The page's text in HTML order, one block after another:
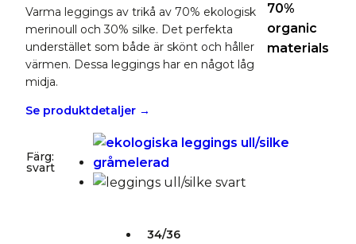
Varma leggings av trikå av 70% ekologisk
merinoull och 30% silke. Det perfekta
understället som både är skönt och håller
värmen. Dessa leggings har en något låg
midja.
Se produktdetaljer →
Färg:
svart
34/36